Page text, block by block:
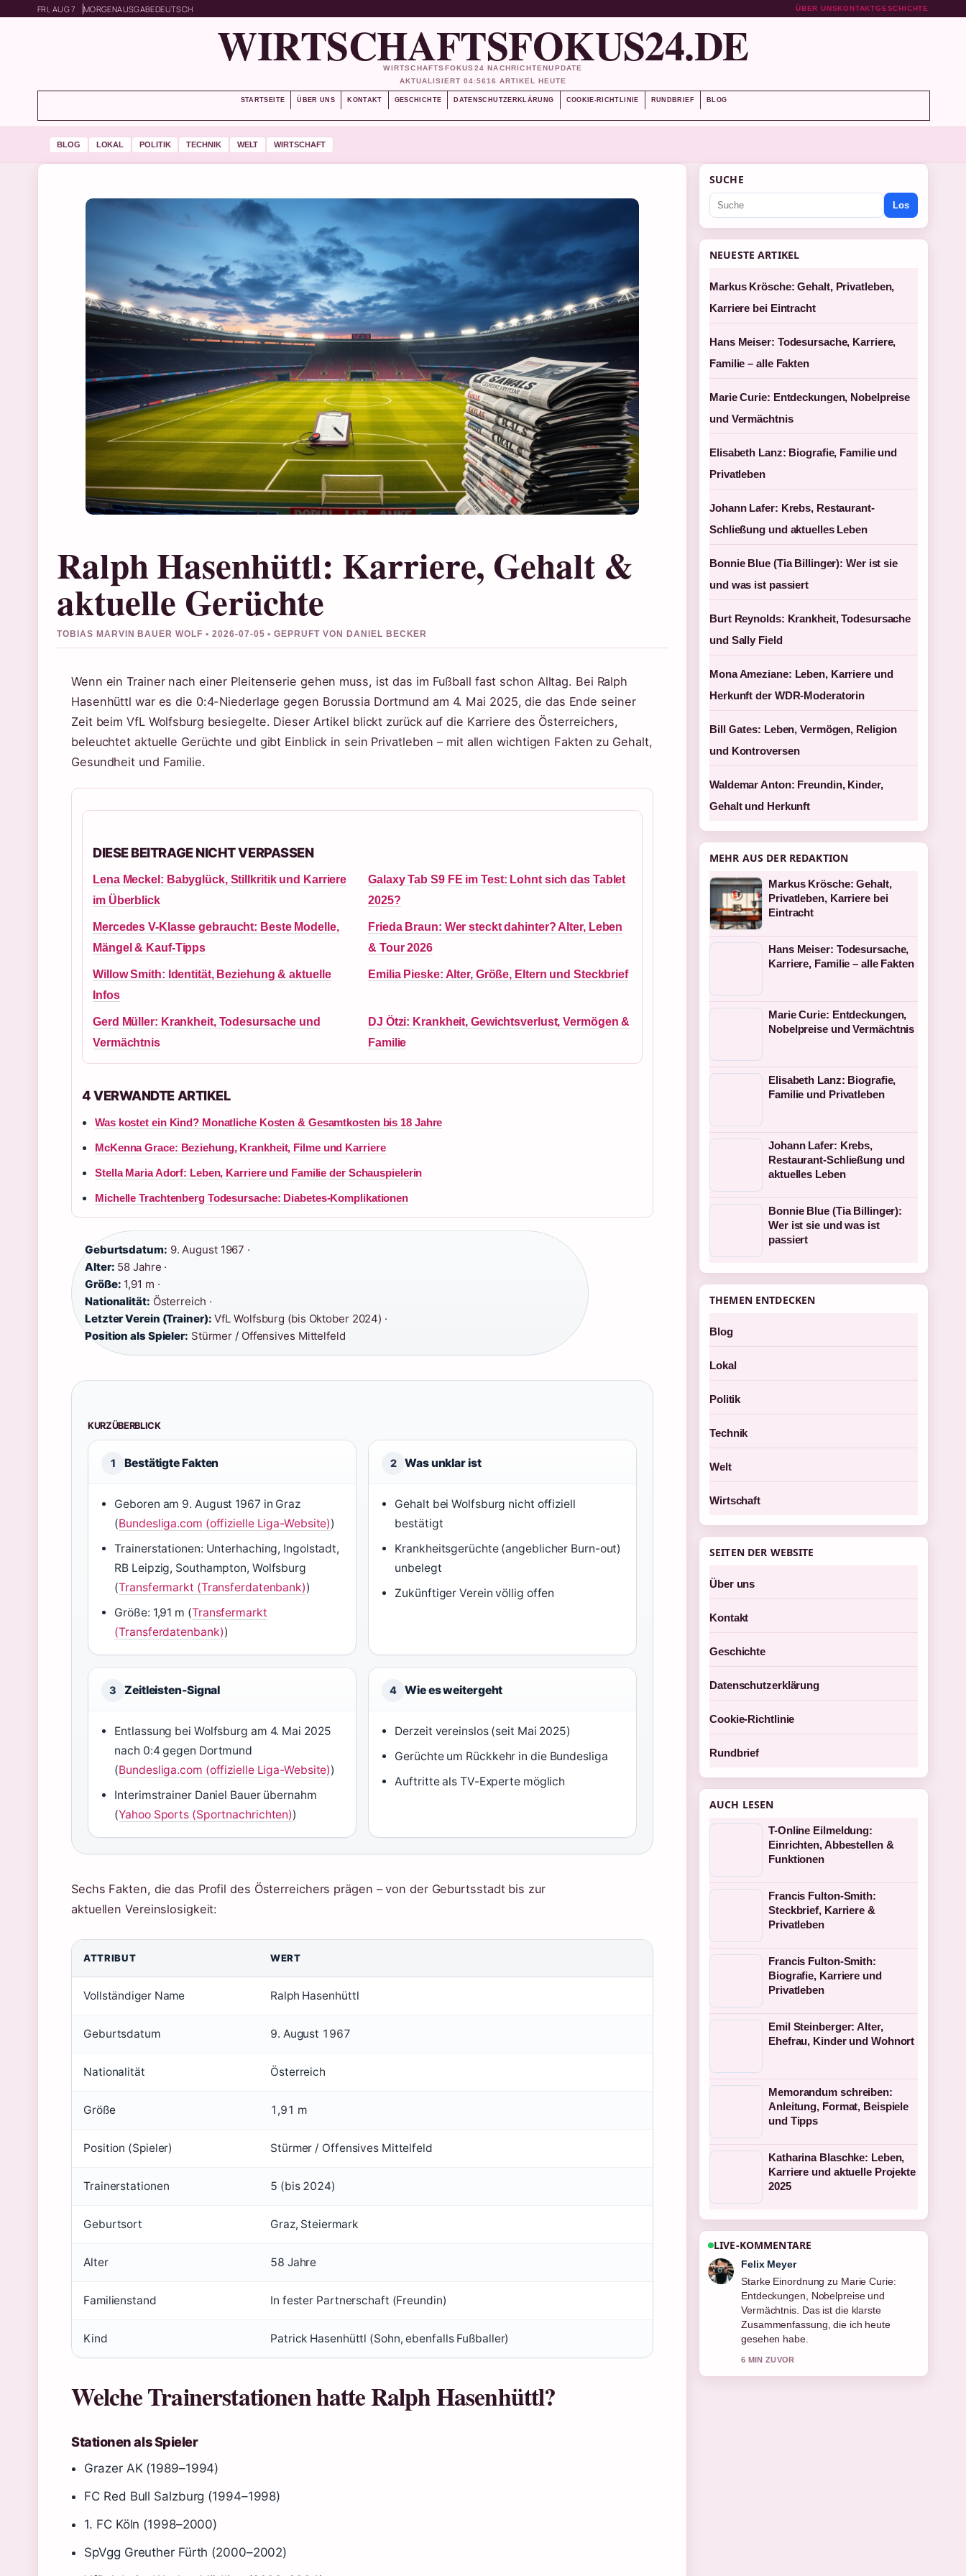
FRI, AUG 7 MORGENAUSGABEDEUTSCH ÜBER UNSKONTAKTGESCHICHTE
WIRTSCHAFTSFOKUS24.DE
WIRTSCHAFTSFOKUS24 NACHRICHTENUPDATE
AKTUALISIERT 04:5616 ARTIKEL HEUTE
STARTSEITE ÜBER UNS KONTAKT GESCHICHTE DATENSCHUTZERKLÄRUNG COOKIE-RICHTLINIE RUNDBRIEF BLOG
BLOG LOKAL POLITIK TECHNIK WELT WIRTSCHAFT
Ralph Hasenhüttl: Karriere, Gehalt &
aktuelle Gerüchte
TOBIAS MARVIN BAUER WOLF • 2026-07-05 • GEPRUFT VON DANIEL BECKER
Wenn ein Trainer nach einer Pleitenserie gehen muss, ist das im Fußball fast schon Alltag. Bei Ralph
Hasenhüttl war es die 0:4-Niederlage gegen Borussia Dortmund am 4. Mai 2025, die das Ende seiner
Zeit beim VfL Wolfsburg besiegelte. Dieser Artikel blickt zurück auf die Karriere des Österreichers,
beleuchtet aktuelle Gerüchte und gibt Einblick in sein Privatleben – mit allen wichtigen Fakten zu Gehalt,
Gesundheit und Familie.
DIESE BEITRAGE NICHT VERPASSEN
Lena Meckel: Babyglück, Stillkritik und Karriere
im Überblick
Galaxy Tab S9 FE im Test: Lohnt sich das Tablet
2025?
Mercedes V-Klasse gebraucht: Beste Modelle,
Mängel & Kauf-Tipps
Frieda Braun: Wer steckt dahinter? Alter, Leben
& Tour 2026
Willow Smith: Identität, Beziehung & aktuelle
Infos
Emilia Pieske: Alter, Größe, Eltern und Steckbrief
Gerd Müller: Krankheit, Todesursache und
Vermächtnis
DJ Ötzi: Krankheit, Gewichtsverlust, Vermögen &
Familie
4 VERWANDTE ARTIKEL
Was kostet ein Kind? Monatliche Kosten & Gesamtkosten bis 18 Jahre
McKenna Grace: Beziehung, Krankheit, Filme und Karriere
Stella Maria Adorf: Leben, Karriere und Familie der Schauspielerin
Michelle Trachtenberg Todesursache: Diabetes-Komplikationen
Geburtsdatum: 9. August 1967 ·
Alter: 58 Jahre ·
Größe: 1,91 m ·
Nationalität: Österreich ·
Letzter Verein (Trainer): VfL Wolfsburg (bis Oktober 2024) ·
Position als Spieler: Stürmer / Offensives Mittelfeld
KURZÜBERBLICK
1 Bestätigte Fakten
Geboren am 9. August 1967 in Graz
(Bundesliga.com (offizielle Liga-Website))
Trainerstationen: Unterhaching, Ingolstadt,
RB Leipzig, Southampton, Wolfsburg
(Transfermarkt (Transferdatenbank))
Größe: 1,91 m (Transfermarkt
(Transferdatenbank))
2 Was unklar ist
Gehalt bei Wolfsburg nicht offiziell
bestätigt
Krankheitsgerüchte (angeblicher Burn-out)
unbelegt
Zukünftiger Verein völlig offen
3 Zeitleisten-Signal
Entlassung bei Wolfsburg am 4. Mai 2025
nach 0:4 gegen Dortmund
(Bundesliga.com (offizielle Liga-Website))
Interimstrainer Daniel Bauer übernahm
(Yahoo Sports (Sportnachrichten))
4 Wie es weitergeht
Derzeit vereinslos (seit Mai 2025)
Gerüchte um Rückkehr in die Bundesliga
Auftritte als TV-Experte möglich
Sechs Fakten, die das Profil des Österreichers prägen – von der Geburtsstadt bis zur
aktuellen Vereinslosigkeit:
ATTRIBUT WERT
Vollständiger Name Ralph Hasenhüttl
Geburtsdatum 9. August 1967
Nationalität Österreich
Größe 1,91 m
Position (Spieler) Stürmer / Offensives Mittelfeld
Trainerstationen 5 (bis 2024)
Geburtsort Graz, Steiermark
Alter 58 Jahre
Familienstand In fester Partnerschaft (Freundin)
Kind Patrick Hasenhüttl (Sohn, ebenfalls Fußballer)
Welche Trainerstationen hatte Ralph Hasenhüttl?
Stationen als Spieler
Grazer AK (1989–1994)
FC Red Bull Salzburg (1994–1998)
1. FC Köln (1998–2000)
SpVgg Greuther Fürth (2000–2002)
SUCHE
Los
NEUESTE ARTIKEL
Markus Krösche: Gehalt, Privatleben,
Karriere bei Eintracht
Hans Meiser: Todesursache, Karriere,
Familie – alle Fakten
Marie Curie: Entdeckungen, Nobelpreise
und Vermächtnis
Elisabeth Lanz: Biografie, Familie und
Privatleben
Johann Lafer: Krebs, Restaurant-
Schließung und aktuelles Leben
Bonnie Blue (Tia Billinger): Wer ist sie
und was ist passiert
Burt Reynolds: Krankheit, Todesursache
und Sally Field
Mona Ameziane: Leben, Karriere und
Herkunft der WDR-Moderatorin
Bill Gates: Leben, Vermögen, Religion
und Kontroversen
Waldemar Anton: Freundin, Kinder,
Gehalt und Herkunft
MEHR AUS DER REDAKTION
Markus Krösche: Gehalt,
Privatleben, Karriere bei
Eintracht
Hans Meiser: Todesursache,
Karriere, Familie – alle Fakten
Marie Curie: Entdeckungen,
Nobelpreise und Vermächtnis
Elisabeth Lanz: Biografie,
Familie und Privatleben
Johann Lafer: Krebs,
Restaurant-Schließung und
aktuelles Leben
Bonnie Blue (Tia Billinger):
Wer ist sie und was ist
passiert
THEMEN ENTDECKEN
Blog
Lokal
Politik
Technik
Welt
Wirtschaft
SEITEN DER WEBSITE
Über uns
Kontakt
Geschichte
Datenschutzerklärung
Cookie-Richtlinie
Rundbrief
AUCH LESEN
T-Online Eilmeldung:
Einrichten, Abbestellen &
Funktionen
Francis Fulton-Smith:
Steckbrief, Karriere &
Privatleben
Francis Fulton-Smith:
Biografie, Karriere und
Privatleben
Emil Steinberger: Alter,
Ehefrau, Kinder und Wohnort
Memorandum schreiben:
Anleitung, Format, Beispiele
und Tipps
Katharina Blaschke: Leben,
Karriere und aktuelle Projekte
2025
LIVE-KOMMENTARE
Laura Becker
Verfolge Markus Krösche: Gehalt,
Privatleben, Karriere bei Eintracht
genau – schaetze den ausgewogenen
Ton hier.
8 MIN ZUVOR